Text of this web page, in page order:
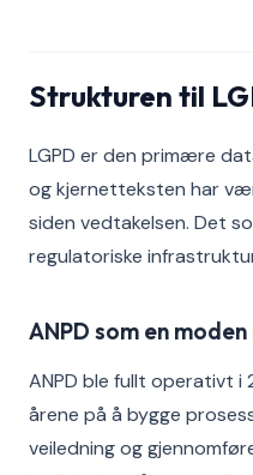
Strukturen til
LGPD er den primære
og kjernetteksten har
siden vedtakelsen. Det
regulatoriske
ANPD som en
ANPD ble fullt operativt
årene på å bygge
veiledning og